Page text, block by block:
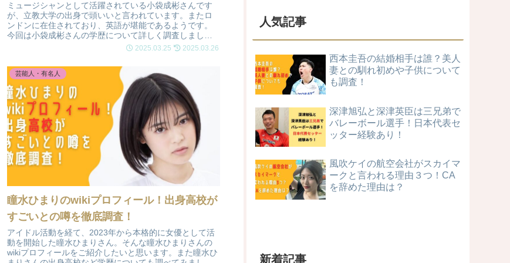
ミュージシャンとして活躍されている小袋成彬さんです
が、立教大学の出身で頭いいと言われています。またロ
ンドンに在住されており、英語が堪能であるようです。
今回は小袋成彬さんの学歴について詳しく調査しまし
2025.03.25 2025.03.26
芸能人・有名人
瞳水ひまりのwikiプロフィール！出身高校が
すごいとの噂を徹底調査！
アイドル活動を経て、2023年から本格的に女優として活
動を開始した瞳水ひまりさん。そんな瞳水ひまりさんの
wikiプロフィールをご紹介したいと思います。また瞳水ひ
人気記事
西本圭吾の結婚相手は誰？美人
妻との馴れ初めや子供について
も調査！
深津旭弘と深津英臣は三兄弟で
バレーボール選手！日本代表セ
ッター経験あり！
風吹ケイの航空会社がスカイマ
ークと言われる理由３つ！CA
を辞めた理由は？
新着記事